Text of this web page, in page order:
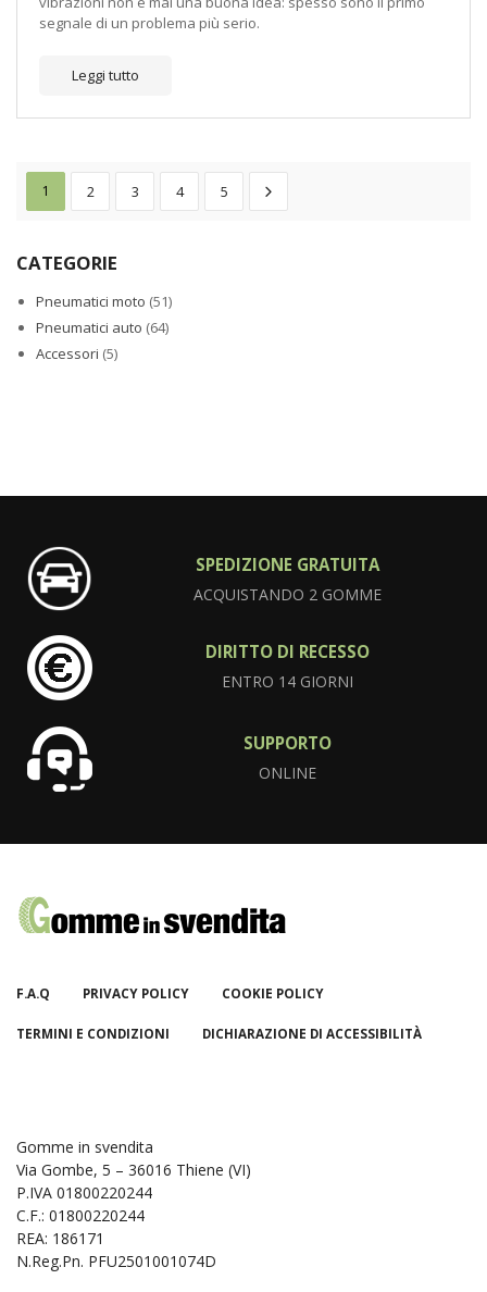
segnale di un problema più serio.
Leggi tutto
1 2 3 4 5
CATEGORIE
Pneumatici moto (51)
Pneumatici auto (64)
Accessori (5)
SPEDIZIONE GRATUITA
ACQUISTANDO 2 GOMME
DIRITTO DI RECESSO
ENTRO 14 GIORNI
SUPPORTO
ONLINE
F.A.Q PRIVACY POLICY COOKIE POLICY
TERMINI E CONDIZIONI DICHIARAZIONE DI ACCESSIBILITÀ
Gomme in svendita
Via Gombe, 5 – 36016 Thiene (VI)
P.IVA 01800220244
C.F.: 01800220244
REA: 186171
N.Reg.Pn. PFU2501001074D